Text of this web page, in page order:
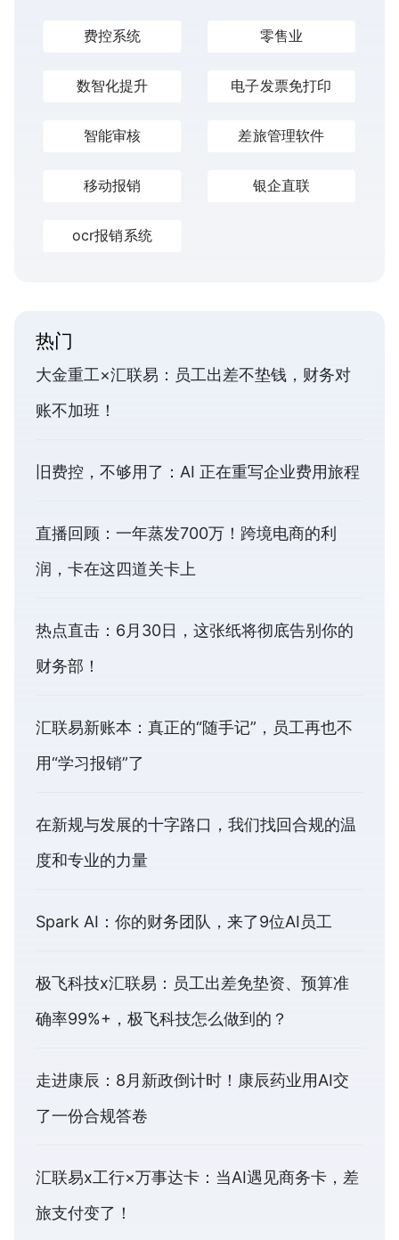
费控系统 零售业
数智化提升 电子发票免打印
智能审核 差旅管理软件
移动报销 银企直联
ocr报销系统
热门
大金重工×汇联易：员工出差不垫钱，财务对
账不加班！
旧费控，不够用了：AI 正在重写企业费用旅程
直播回顾：一年蒸发700万！跨境电商的利
润，卡在这四道关卡上
热点直击：6月30日，这张纸将彻底告别你的
财务部！
汇联易新账本：真正的“随手记”，员工再也不
用“学习报销”了
在新规与发展的十字路口，我们找回合规的温
度和专业的力量
Spark AI：你的财务团队，来了9位AI员工
极飞科技x汇联易：员工出差免垫资、预算准
确率99%+，极飞科技怎么做到的？
走进康辰：8月新政倒计时！康辰药业用AI交
了一份合规答卷
汇联易x工行×万事达卡：当AI遇见商务卡，差
旅支付变了！